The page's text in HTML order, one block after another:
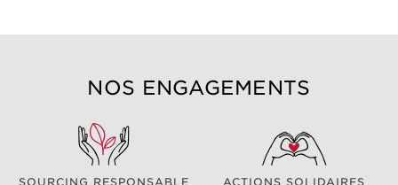
NOS ENGAGEMENTS
SOURCING RESPONSABLE ACTIONS SOLIDAIRES